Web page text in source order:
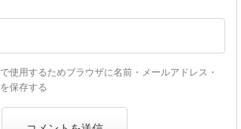
使用するためブラウザに名前・メールアドレス・
保存する